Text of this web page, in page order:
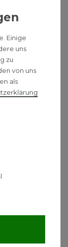
Einige
uns
zu
von uns
als